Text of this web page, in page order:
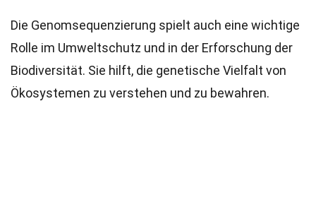
Die Genomsequenzierung spielt auch eine wichtige
Rolle im Umweltschutz und in der Erforschung der
Biodiversität. Sie hilft, die genetische Vielfalt von
Ökosystemen zu verstehen und zu bewahren.